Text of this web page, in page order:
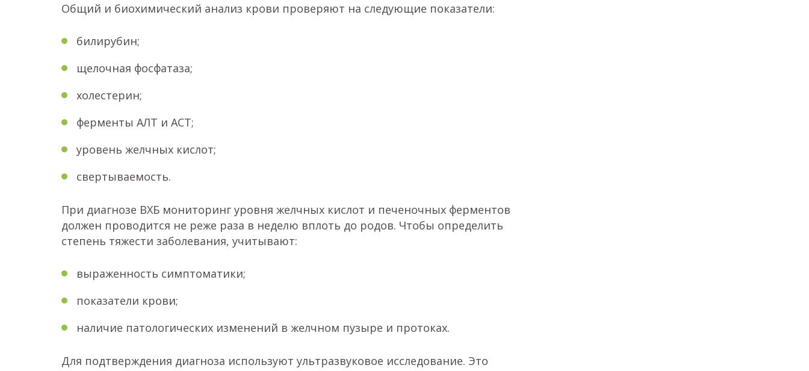
Общий и биохимический анализ крови проверяют на следующие показатели:
билирубин;
щелочная фосфатаза;
холестерин;
ферменты АЛТ и АСТ;
уровень желчных кислот;
свертываемость.
При диагнозе ВХБ мониторинг уровня желчных кислот и печеночных ферментов
должен проводится не реже раза в неделю вплоть до родов. Чтобы определить
степень тяжести заболевания, учитывают:
выраженность симптоматики;
показатели крови;
наличие патологических изменений в желчном пузыре и протоках.
Для подтверждения диагноза используют ультразвуковое исследование. Это